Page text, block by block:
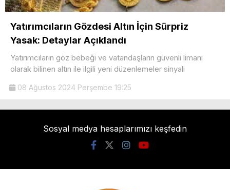
Yatırımcıların Gözdesi Altın İçin Sürpriz
Yasak: Detaylar Açıklandı
Yatırımcıların göz bebeği ve vatandaşların güvenli limanı
olarak bilinen altın ile ilgili yeni düzenlemeler sinyali
08 Ağustos 2024 Perşembe 19:25
Sosyal medya hesaplarımızı keşfedin